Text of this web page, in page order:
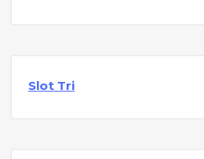
Slot Tri